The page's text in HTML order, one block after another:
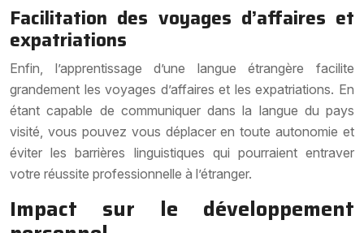
Facilitation des voyages d’affaires et
expatriations
Enfin, l’apprentissage d’une langue étrangère facilite
grandement les voyages d’affaires et les expatriations. En
étant capable de communiquer dans la langue du pays
visité, vous pouvez vous déplacer en toute autonomie et
éviter les barrières linguistiques qui pourraient entraver
votre réussite professionnelle à l’étranger.
Impact sur le développement